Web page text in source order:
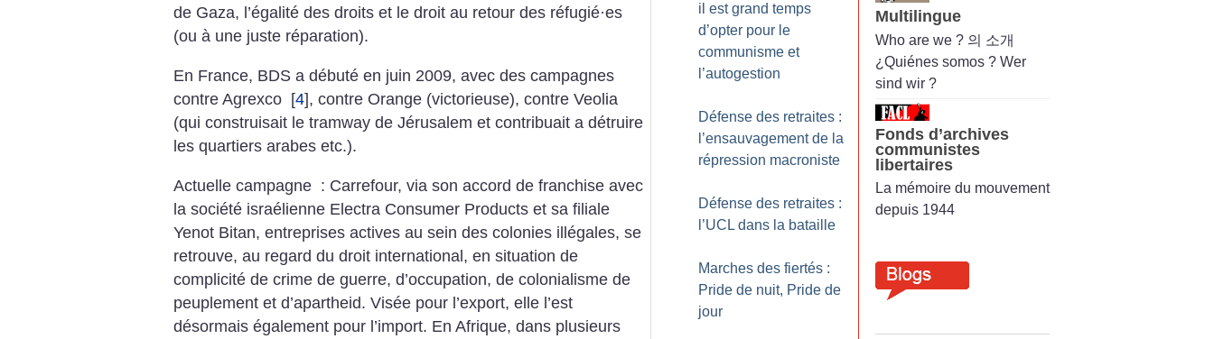
de Gaza, l’égalité des droits et le droit au retour des réfugié·es
(ou à une juste réparation).
En France, BDS a débuté en juin 2009, avec des campagnes
contre Agrexco [4], contre Orange (victorieuse), contre Veolia
(qui construisait le tramway de Jérusalem et contribuait a détruire
les quartiers arabes etc.).
Actuelle campagne : Carrefour, via son accord de franchise avec
la société israélienne Electra Consumer Products et sa filiale
Yenot Bitan, entreprises actives au sein des colonies illégales, se
retrouve, au regard du droit international, en situation de
complicité de crime de guerre, d’occupation, de colonialisme de
peuplement et d’apartheid. Visée pour l’export, elle l’est
désormais également pour l’import. En Afrique, dans plusieurs
il est grand temps
d’opter pour le
communisme et
l’autogestion
Défense des retraites :
l’ensauvagement de la
répression macroniste
Défense des retraites :
l’UCL dans la bataille
Marches des fiertés :
Pride de nuit, Pride de
jour
Multilingue
Who are we ? 의 소개
¿Quiénes somos ? Wer
sind wir ?
Fonds d’archives
communistes
libertaires
La mémoire du mouvement
depuis 1944